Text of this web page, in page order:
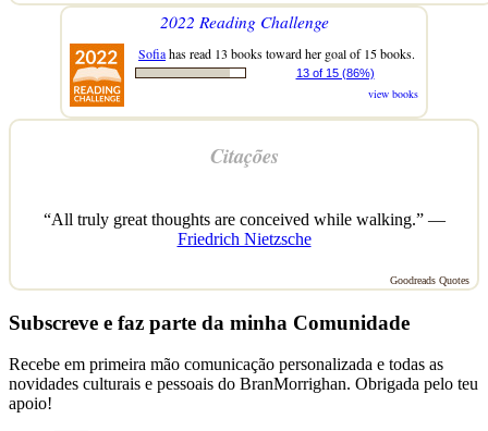
2022 Reading Challenge
Sofiahas read 13 books toward her goal of 15 books.
13 of 15 (86%)
view books
Citações
“All truly great thoughts are conceived while walking.” —
Friedrich Nietzsche
Goodreads Quotes
Subscreve e faz parte da minha Comunidade
Recebe em primeira mão comunicação personalizada e todas as
novidades culturais e pessoais do BranMorrighan. Obrigada pelo teu
apoio!